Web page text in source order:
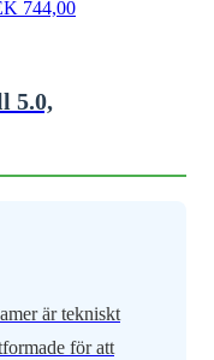
744,00
5.0,
är tekniskt
för att